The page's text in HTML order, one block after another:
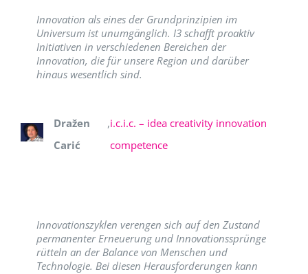
Innovation als eines der Grundprinzipien im
Universum ist unumgänglich. I3 schafft proaktiv
Initiativen in verschiedenen Bereichen der
Innovation, die für unsere Region und darüber
hinaus wesentlich sind.
Dražen
Carić
,i.c.i.c. – idea creativity innovation
competence
Innovationszyklen verengen sich auf den Zustand
permanenter Erneuerung und Innovationssprünge
rütteln an der Balance von Menschen und
Technologie. Bei diesen Herausforderungen kann